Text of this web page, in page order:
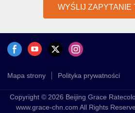
WYŚLIJ ZAPYTANIE
Mapa strony Polityka prywatności
Copyright © 2026 Beijing Grace
www.grace-chn.com All Rights